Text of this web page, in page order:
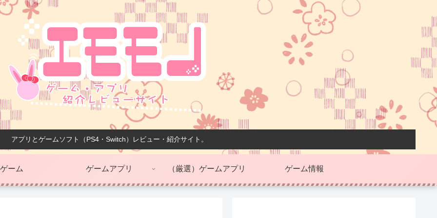
アプリとゲームソフト（PS4・Switch）レビュー・紹介サイト。
ゲーム ゲームアプリ （厳選）ゲームアプリ ゲーム情報